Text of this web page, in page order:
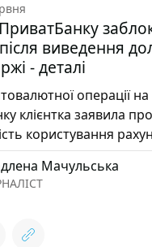
ПриватБанку
виведення
- деталі
операції на
клієнтка заявила про
користування
Мачульська